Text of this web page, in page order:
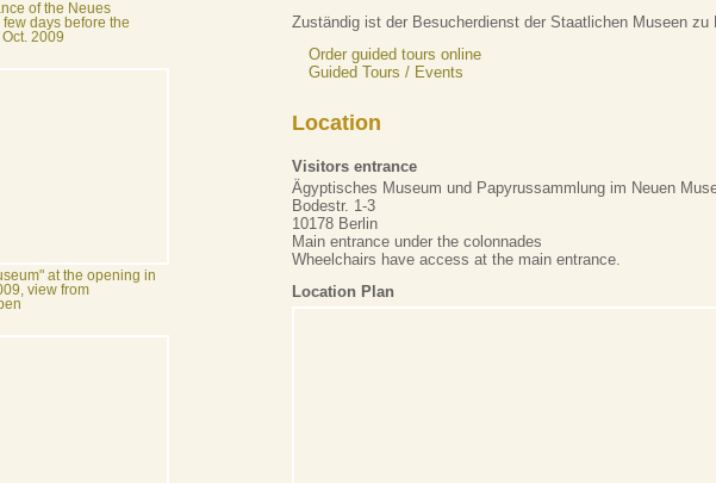
of the Neues
few days before the
2009
at the opening in
view from
Zuständig ist der Besucherdienst der Staatlichen Museen zu
Order guided tours online
Guided Tours / Events
Location
Visitors entrance
Ägyptisches Museum und Papyrussammlung im Neuen
Bodestr. 1-3
10178 Berlin
Main entrance under the colonnades
Wheelchairs have access at the main entrance.
Location Plan